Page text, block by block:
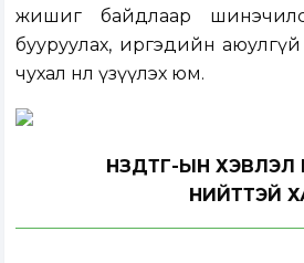
жишиг байдлаар
бууруулах, иргэдийн
чухал нөлөө үзүүлэх юм.
НЗДТГ-ЫН
НИЙТТЭЙ